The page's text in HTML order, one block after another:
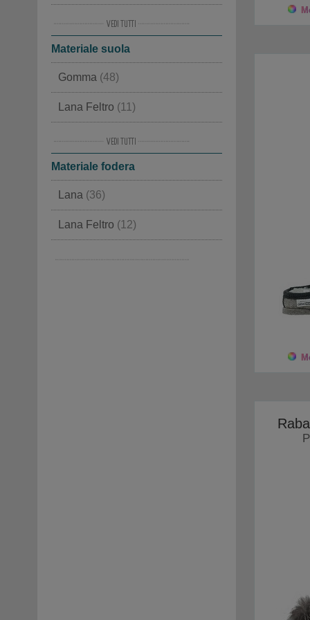
48(1)
Lana Feltro(13)
Foca(5)
Agnello (5)
Camoscio(3)
Materiale suola
Gomma (48)
Lana Feltro (11)
Sughero e Gomma
Cuoio (3)
Lana (1)
Materiale fodera
Lana (36)
Lana Feltro (12)